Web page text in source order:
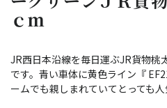
ｃｍ
JR西日本沿線を毎日運ぶJR貨物桃
です。青い車体に黄色ライン『
ームでも親しまれていてとっても人